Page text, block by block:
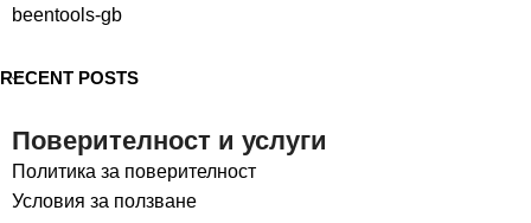
beentools-gb
RECENT POSTS
Поверителност и услуги
Политика за поверителност
Условия за ползване